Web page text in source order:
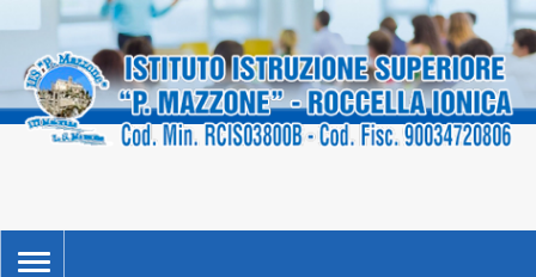
TOGGLE